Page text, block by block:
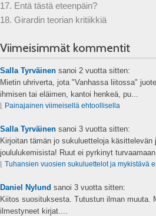
17. Entä tästä eteenpäin?
18. Girardin teorian kritiikkiä
Viimeisimmät kommentit
Salla Tyrväinen sanoi 2 vuotta sitten:
Mietin uhriverta, jota "Vanhassa liitossa"
ihmisen tai eläimen, kantoi henkeä, pu...
Painajainen viimeisellä ehtoollisella
Salla Tyrväinen sanoi 3 vuotta sitten:
Kirjoitan tämän jo sukuluetteloja
joululukemisista! Ruut ei pyrkinyt
Tuhansien vuosien sukuluettelot ja mykistävä
Daniel Nylund sanoi 3 vuotta sitten:
Kiitos suosituksesta. Tutustun ilman muuta.
ilmestyneet kirjat....